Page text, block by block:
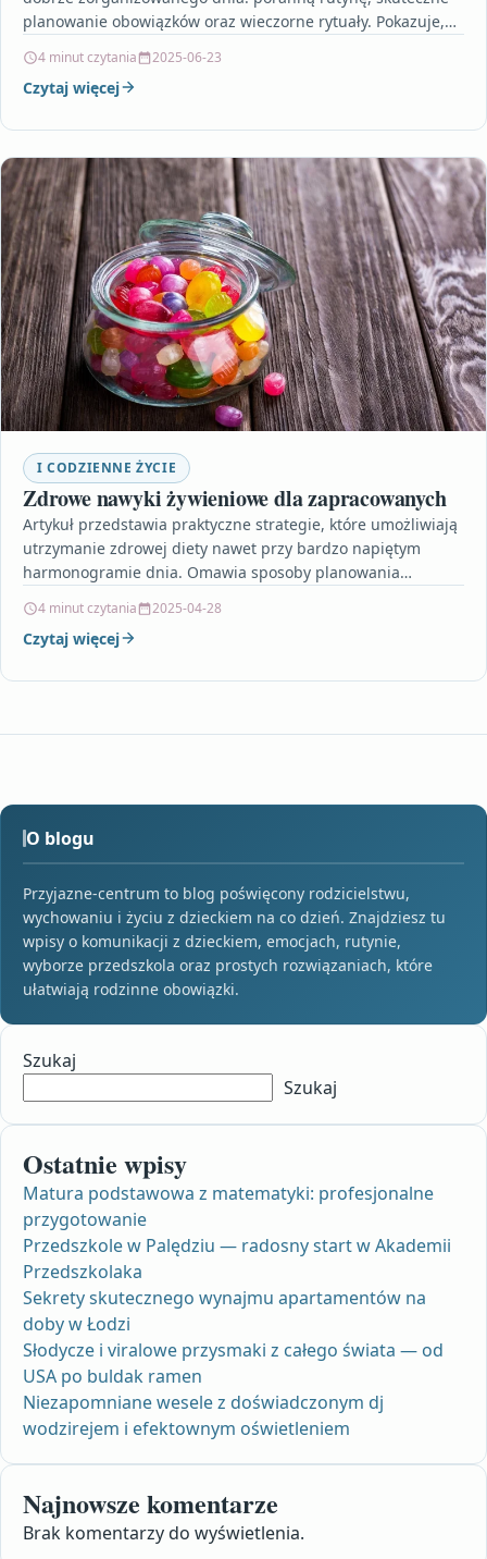
planowanie obowiązków oraz wieczorne rytuały. Pokazuje,
4 minut czytania 2025-06-23
Czytaj więcej
I CODZIENNE ŻYCIE
Zdrowe nawyki żywieniowe dla zapracowanych
Artykuł przedstawia praktyczne strategie, które umożliwiają
utrzymanie zdrowej diety nawet przy bardzo napiętym
harmonogramie dnia. Omawia sposoby planowania
4 minut czytania 2025-04-28
Czytaj więcej
O blogu
Przyjazne-centrum to blog poświęcony rodzicielstwu,
wychowaniu i życiu z dzieckiem na co dzień. Znajdziesz tu
wpisy o komunikacji z dzieckiem, emocjach, rutynie,
wyborze przedszkola oraz prostych rozwiązaniach, które
ułatwiają rodzinne obowiązki.
Szukaj
Szukaj
Ostatnie wpisy
Matura podstawowa z matematyki: profesjonalne
przygotowanie
Przedszkole w Palędziu — radosny start w Akademii
Przedszkolaka
Sekrety skutecznego wynajmu apartamentów na
doby w Łodzi
Słodycze i viralowe przysmaki z całego świata — od
USA po buldak ramen
Niezapomniane wesele z doświadczonym dj
wodzirejem i efektownym oświetleniem
Najnowsze komentarze
Brak komentarzy do wyświetlenia.